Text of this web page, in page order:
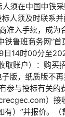
须在中国中铁
人须及时联系
入手续，成为
铁鲁班商务网”
14时00分至
取账户）：购
版，纸质版不
参与投标有关
）接
）”并报价。